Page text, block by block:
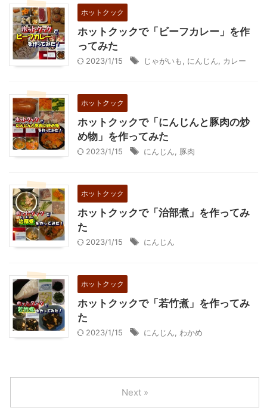
ホットクック
ホットクックで「ビーフカレー」を作
ってみた
2023/1/15 じゃがいも にんじん カレー
ホットクック
ホットクックで「にんじんと豚肉の炒
め物」を作ってみた
2023/1/15 にんじん 豚肉
ホットクック
ホットクックで「治部煮」を作ってみ
た
2023/1/15 にんじん
ホットクック
ホットクックで「若竹煮」を作ってみ
た
2023/1/15 にんじん わかめ
Next »